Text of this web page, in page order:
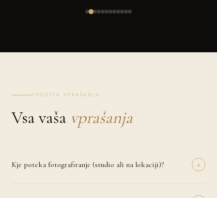
POGOSTA VPRAŠANJA
Vsa vaša vprašanja
Kje poteka fotografiranje (studio ali na lokaciji)? +